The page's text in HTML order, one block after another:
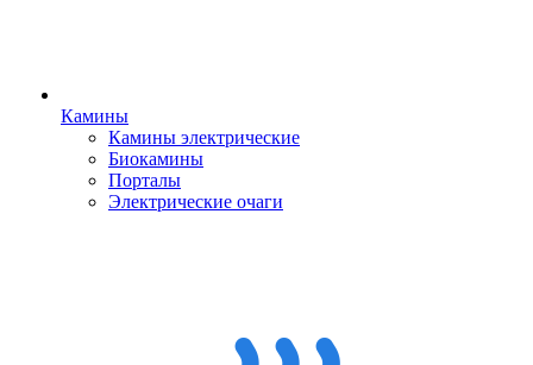
Камины
Камины электрические
Биокамины
Порталы
Электрические очаги